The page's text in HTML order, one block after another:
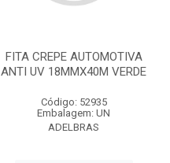
FITA CREPE AUTOMOTIVA
ANTI UV 18MMX40M VERDE
Código: 52935
Embalagem: UN
ADELBRAS